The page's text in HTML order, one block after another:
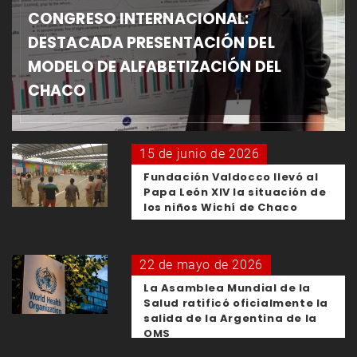
CONGRESO INTERNACIONAL:
DESTACADA PRESENTACIÓN DEL
MODELO DE ALFABETIZACIÓN DEL
CHACO
15 de junio de 2026
Fundación Valdocco llevó al
Papa León XIV la situación de
los niños Wichí de Chaco
22 de mayo de 2026
La Asamblea Mundial de la
Salud ratificó oficialmente la
salida de la Argentina de la
OMS